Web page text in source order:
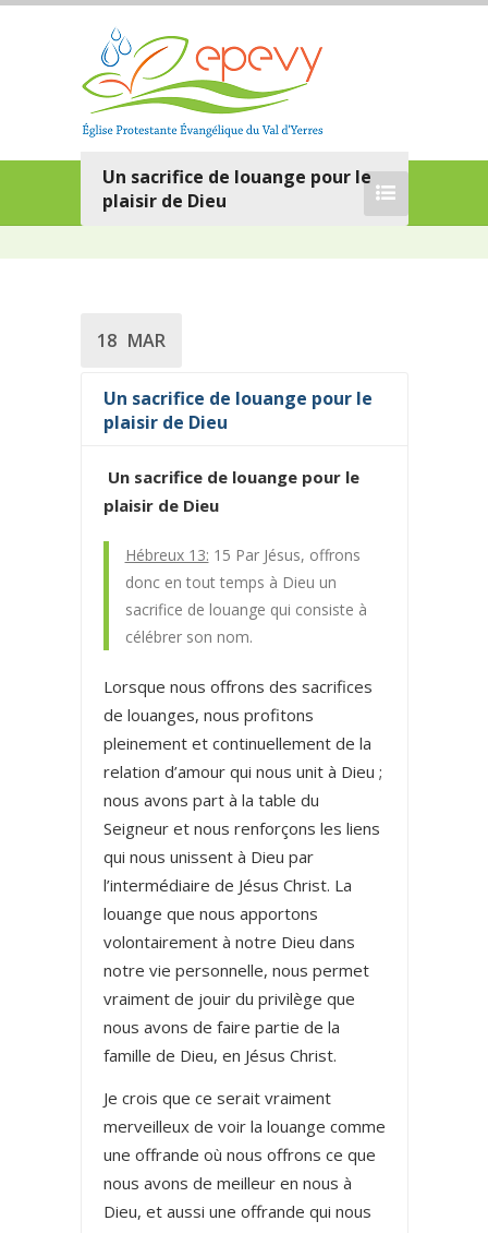
Un sacrifice de louange pour le
plaisir de Dieu
18 MAR
Un sacrifice de louange pour le
plaisir de Dieu
Un sacrifice de louange pour le
plaisir de Dieu
Hébreux 13: 15 Par Jésus, offrons
donc en tout temps à Dieu un
sacrifice de louange qui consiste à
célébrer son nom.
Lorsque nous offrons des sacrifices
de louanges, nous profitons
pleinement et continuellement de la
relation d’amour qui nous unit à Dieu ;
nous avons part à la table du
Seigneur et nous renforçons les liens
qui nous unissent à Dieu par
l’intermédiaire de Jésus Christ. La
louange que nous apportons
volontairement à notre Dieu dans
notre vie personnelle, nous permet
vraiment de jouir du privilège que
nous avons de faire partie de la
famille de Dieu, en Jésus Christ.
Je crois que ce serait vraiment
merveilleux de voir la louange comme
une offrande où nous offrons ce que
nous avons de meilleur en nous à
Dieu, et aussi une offrande qui nous